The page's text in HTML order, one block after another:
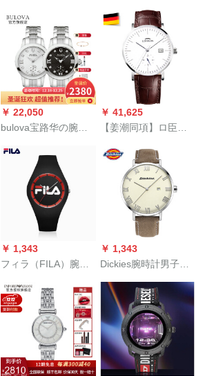
アンマン全自動機械
式男性腕時計創意個
性夜光透かしカレン
ダー機械式腕時計男
スパイダーマン全黒
殻
腕時計mk女性腕時計
スチール製のバーン
ドにダイモドを入れ
たファンシー女性腕
時計MK 3366
￥ 22,050
bulova宝路华の腕时
は夜の光のファショ
ンの女性の时计の63
P 01/63 P 000欧米の
时计の63 P 01を涂り
￥ 41,625
【姜潮同項】ロ臣
計ドイツ腕時計原装
入力伝承Smriti sis機
械表26石オートムン
Smritiパリティ銀針目
盛（百掛）
￥ 1,343
フィラ（FILA）腕時
リカゲル腕時計ゼレ
表FLL 38-177-001
￥ 1,343
Dickies腕時計男子学
ージュウウォーク腕
時計男性腕時計160
M 60 LYXCL-31 L 5-
91